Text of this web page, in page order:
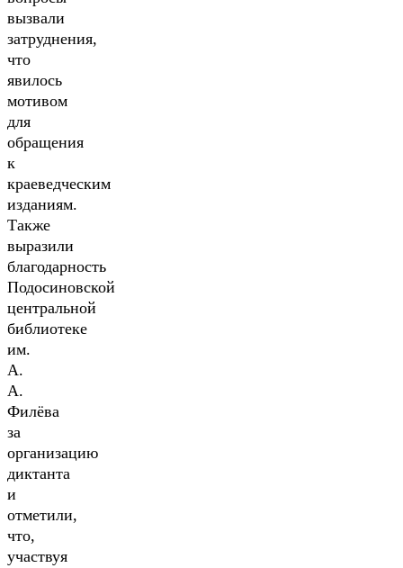
вызвали
затруднения,
что
явилось
мотивом
для
обращения
к
краеведческим
изданиям.
Также
выразили
благодарность
Подосиновской
центральной
библиотеке
им.
А.
А.
Филёва
за
организацию
диктанта
и
отметили,
что,
участвуя